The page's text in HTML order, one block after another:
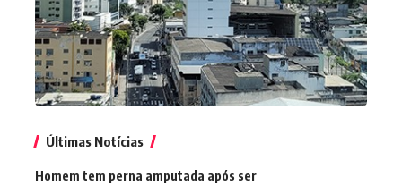
Últimas Notícias
Homem tem perna amputada após ser